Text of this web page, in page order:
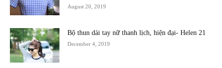
August 20, 2019
Bộ thun dài tay nữ thanh lịch, hiện đại- Helen 21
December 4, 2019